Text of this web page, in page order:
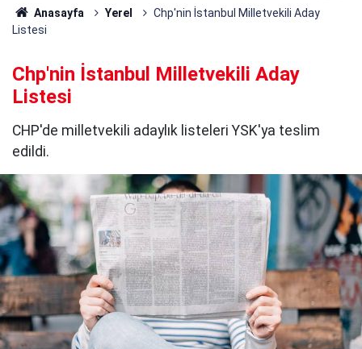
Anasayfa Yerel
Chp'nin İstanbul Milletvekili Aday
Listesi
Chp'nin İstanbul Milletvekili Aday
Listesi
CHP'de milletvekili adaylık listeleri YSK'ya teslim
edildi.